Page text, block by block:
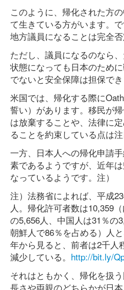
このように、帰化された方
て生きている方がいます。
地方議員になることは完全否
ただし、議員になるのなら
状態になっても日本のため
でないと安全保障は担保でき
米国では、帰化する際に
誓い）があります。移民が
は放棄することや、法律に
ることを約束している点は注
一方、日本人への帰化申請
素であるようですが、近年
なっているようです。注）
注）法務省によれば、平成
人。帰化許可者数は10,359
の5,656人、中国人は31％の
朝鮮人で86％を占める）人
年から見ると、前者は2千人
減少している。 http://bit.ly/
それはともかく、帰化を扱
長さや両親のどちらかが日